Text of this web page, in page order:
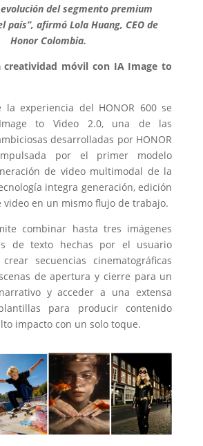
del segmento premium
país”, afirmó Lola Huang, CEO de
Honor Colombia.
creatividad móvil con IA Image to
experiencia del HONOR 600 se
to Video 2.0, una de las
desarrolladas por HONOR
por el primer modelo
de video multimodal de la
integra generación, edición
video en un mismo flujo de trabajo.
combinar hasta tres imágenes
de texto hechas por el usuario
secuencias cinematográficas
de apertura y cierre para un
y acceder a una extensa
para producir contenido
impacto con un solo toque.